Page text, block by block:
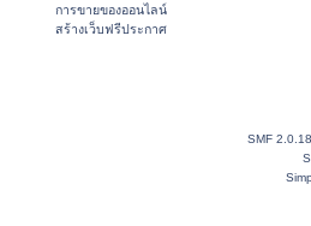
การขายของออนไลน์
สร้างเว็บฟรีประกาศ
SMF 2.0.18